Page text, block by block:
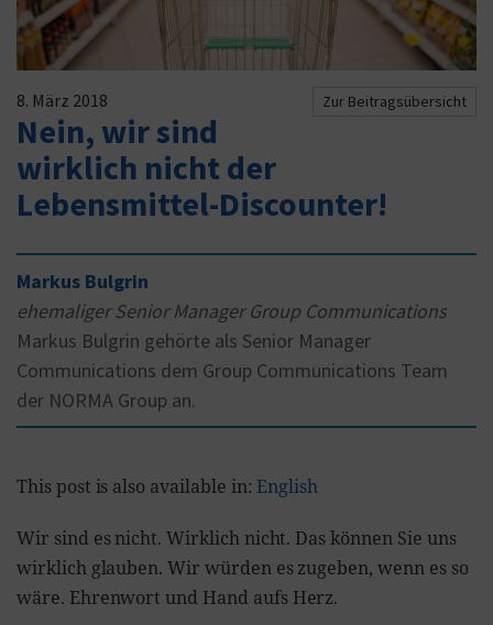
Zur Beitragsübersicht
8. März 2018
Nein, wir sind
wirklich nicht der
Lebensmittel-Discounter!
Markus Bulgrin
ehemaliger Senior Manager Group Communications
Markus Bulgrin gehörte als Senior Manager
Communications dem Group Communications Team
der NORMA Group an.
This post is also available in: English
Wir sind es nicht. Wirklich nicht. Das können Sie uns
wirklich glauben. Wir würden es zugeben, wenn es so
wäre. Ehrenwort und Hand aufs Herz.